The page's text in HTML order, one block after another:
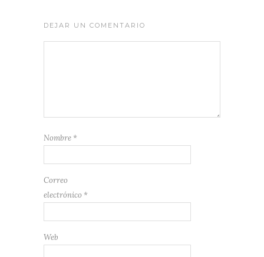
DEJAR UN COMENTARIO
Nombre *
Correo
electrónico *
Web